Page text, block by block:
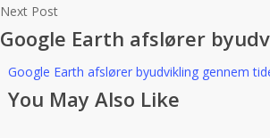
Next Post
Google Earth afslører
Google Earth afslører byudvikling gennem
You May Also Like